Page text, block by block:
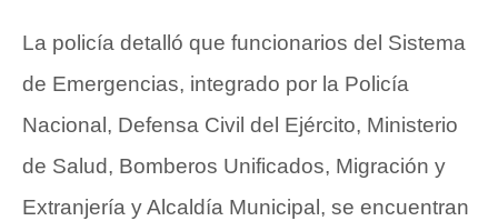
La policía detalló que funcionarios del Sistema
de Emergencias, integrado por la Policía
Nacional, Defensa Civil del Ejército, Ministerio
de Salud, Bomberos Unificados, Migración y
Extranjería y Alcaldía Municipal, se encuentran